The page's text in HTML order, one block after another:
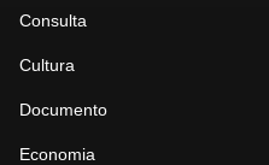
Consulta
Cultura
Documento
Economia